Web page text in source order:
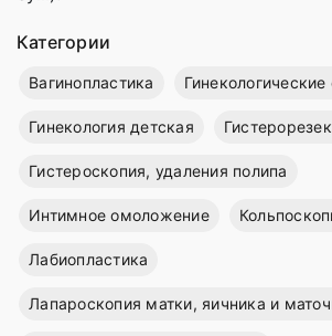
Категории
Вагинопластика
Гинекология детская
Гистероскопия, удаления полипа
Интимное омоложение
Лабиопластика
Лапароскопия матки, яичника и